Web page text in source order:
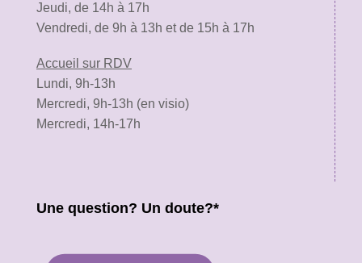
Jeudi, de 14h à 17h
Vendredi, de 9h à 13h et de 15h à 17h
Accueil sur RDV
Lundi, 9h-13h
Mercredi, 9h-13h (en visio)
Mercredi, 14h-17h
Une question? Un doute?*